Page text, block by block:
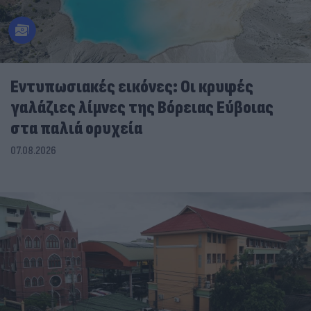
Εντυπωσιακές εικόνες: Οι κρυφές
γαλάζιες λίμνες της Βόρειας Εύβοιας
στα παλιά ορυχεία
07.08.2026